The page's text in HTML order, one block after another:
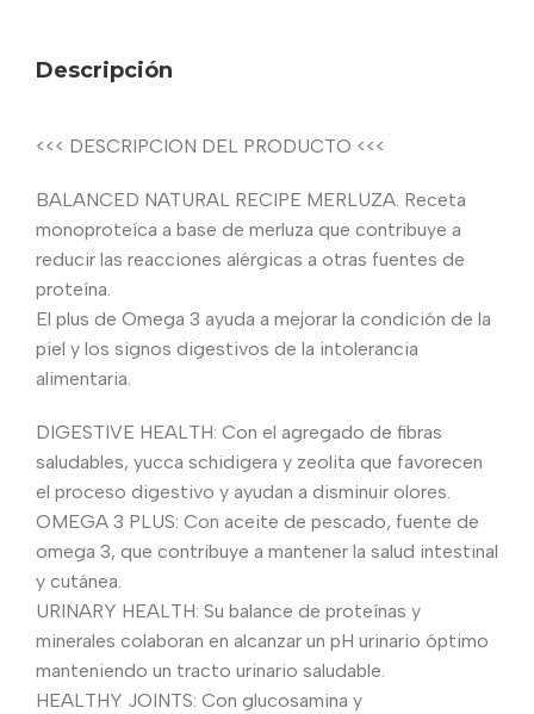
Descripción
<<< DESCRIPCION DEL PRODUCTO <<<
BALANCED NATURAL RECIPE MERLUZA. Receta
monoproteíca a base de merluza que contribuye a
reducir las reacciones alérgicas a otras fuentes de
proteína.
El plus de Omega 3 ayuda a mejorar la condición de la
piel y los signos digestivos de la intolerancia
alimentaria.
DIGESTIVE HEALTH: Con el agregado de fibras
saludables, yucca schidigera y zeolita que favorecen
el proceso digestivo y ayudan a disminuir olores.
OMEGA 3 PLUS: Con aceite de pescado, fuente de
omega 3, que contribuye a mantener la salud intestinal
y cutánea.
URINARY HEALTH: Su balance de proteínas y
minerales colaboran en alcanzar un pH urinario óptimo
manteniendo un tracto urinario saludable.
HEALTHY JOINTS: Con glucosamina y